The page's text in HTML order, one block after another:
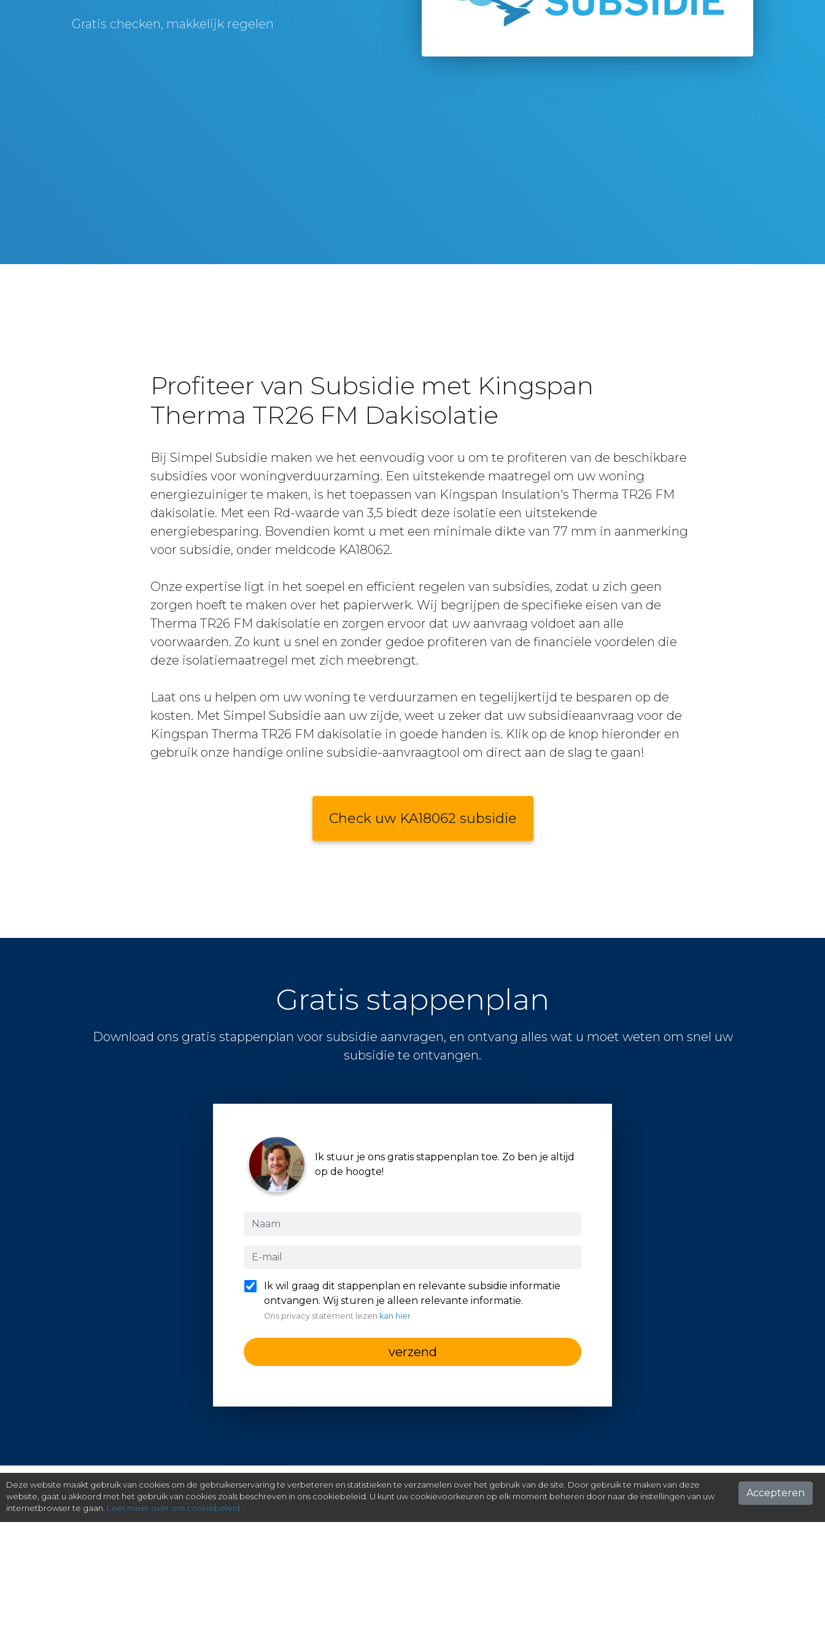
Gratis checken, makkelijk regelen
Profiteer van Subsidie met Kingspan
Therma TR26 FM Dakisolatie
Bij Simpel Subsidie maken we het eenvoudig voor u om te profiteren van de beschikbare
subsidies voor woningverduurzaming. Een uitstekende maatregel om uw woning
energiezuiniger te maken, is het toepassen van Kingspan Insulation's Therma TR26 FM
dakisolatie. Met een Rd-waarde van 3,5 biedt deze isolatie een uitstekende
energiebesparing. Bovendien komt u met een minimale dikte van 77 mm in aanmerking
voor subsidie, onder meldcode KA18062.
Onze expertise ligt in het soepel en efficiënt regelen van subsidies, zodat u zich geen
zorgen hoeft te maken over het papierwerk. Wij begrijpen de specifieke eisen van de
Therma TR26 FM dakisolatie en zorgen ervoor dat uw aanvraag voldoet aan alle
voorwaarden. Zo kunt u snel en zonder gedoe profiteren van de financiële voordelen die
deze isolatiemaatregel met zich meebrengt.
Laat ons u helpen om uw woning te verduurzamen en tegelijkertijd te besparen op de
kosten. Met Simpel Subsidie aan uw zijde, weet u zeker dat uw subsidieaanvraag voor de
Kingspan Therma TR26 FM dakisolatie in goede handen is. Klik op de knop hieronder en
gebruik onze handige online subsidie-aanvraagtool om direct aan de slag te gaan!
Check uw KA18062 subsidie
Gratis stappenplan
Download ons gratis stappenplan voor subsidie aanvragen, en ontvang alles wat u moet weten om snel uw
subsidie te ontvangen.
Ik stuur je ons gratis stappenplan toe. Zo ben je altijd
op de hoogte!
Ik wil graag dit stappenplan en relevante subsidie informatie
ontvangen. Wij sturen je alleen relevante informatie.
Ons privacy statement lezen kan hier
verzend
Deze website maakt gebruik van cookies om de gebruikerservaring te verbeteren en statistieken te verzamelen over het gebruik van de site. Door gebruik te maken van deze
website, gaat u akkoord met het gebruik van cookies zoals beschreven in ons cookiebeleid. U kunt uw cookievoorkeuren op elk moment beheren door naar de instellingen van uw
internetbrowser te gaan. Lees meer over ons cookiebeleid
Accepteren